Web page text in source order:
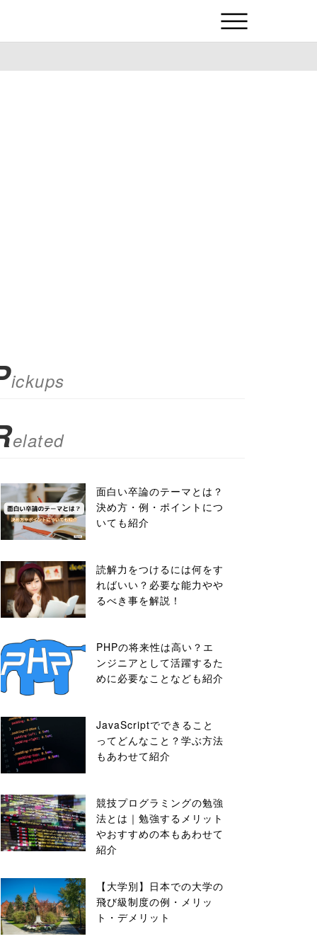
ickups
elated
面白い卒論のテーマとは？
決め方・例・ポイントにつ
いても紹介
読解力をつけるには何をす
ればいい？必要な能力やや
るべき事を解説！
PHPの将来性は高い？エ
ンジニアとして活躍するた
めに必要なことなども紹介
JavaScriptでできること
ってどんなこと？学ぶ方法
もあわせて紹介
競技プログラミングの勉強
法とは｜勉強するメリット
やおすすめの本もあわせて
紹介
【大学別】日本での大学の
飛び級制度の例・メリッ
ト・デメリット